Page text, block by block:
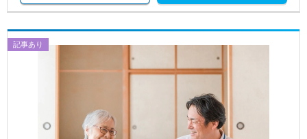
記事あり